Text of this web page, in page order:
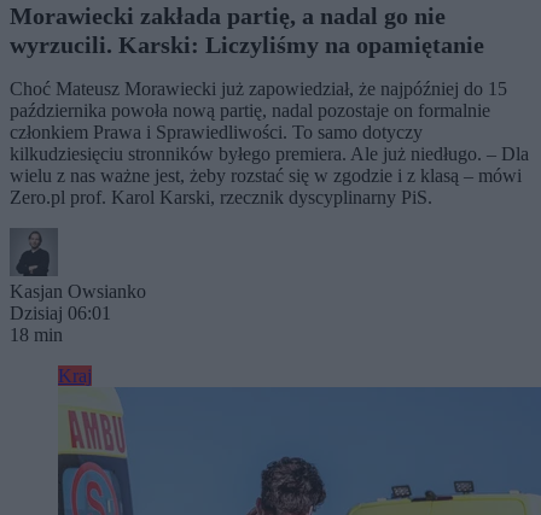
Morawiecki zakłada partię, a nadal go nie
wyrzucili. Karski: Liczyliśmy na opamiętanie
Choć Mateusz Morawiecki już zapowiedział, że najpóźniej do 15
października powoła nową partię, nadal pozostaje on formalnie
członkiem Prawa i Sprawiedliwości. To samo dotyczy
kilkudziesięciu stronników byłego premiera. Ale już niedługo. – Dla
wielu z nas ważne jest, żeby rozstać się w zgodzie i z klasą – mówi
Zero.pl prof. Karol Karski, rzecznik dyscyplinarny PiS.
Kasjan Owsianko
Dzisiaj 06:01
18 min
Kraj